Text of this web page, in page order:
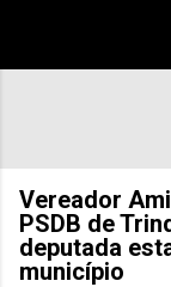
Vereador
PSDB de
deputada
município